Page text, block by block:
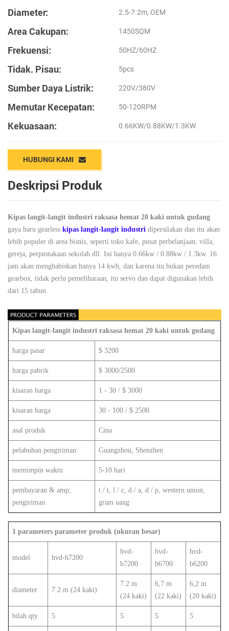
Diameter: 2.5-7.2m, OEM
Area Cakupan: 1450SQM
Frekuensi: 50HZ/60HZ
Tidak. Pisau: 5pcs
Sumber Daya Listrik: 220V/380V
Memutar Kecepatan: 50-120RPM
Kekuasaan: 0.66KW/0.88KW/1.3KW
HUBUNGI KAMI
Deskripsi Produk
Kipas langit-langit industri raksasa hemat 20 kaki untuk gudang
gaya baru gearless kipas langit-langit industri dipersilakan dan itu akan
lebih populer di area bisnis, seperti toko kafe, pusat perbelanjaan, villa,
gereja, perpustakaan sekolah dll. Ini hanya 0.66kw / 0.88kw / 1.3kw. 16
jam akan menghabiskan hanya 14 kwh, dan karena itu bukan peredam
gearbox, tidak perlu pemeliharaan, itu servo dan dapat digunakan lebih
dari 15 tahun.
Kipas langit-langit industri raksasa hemat 20 kaki untuk gudang
harga pasar $ 3200
harga pabrik $ 3000/2500
kisaran harga 1 - 30 / $ 3000
kisaran harga 30 - 100 / $ 2500
asal produk Cina
pelabuhan pengiriman Guangzhou, Shenzhen
memimpin waktu 5-10 hari
pembayaran & amp;
pengiriman
t / t, l / c, d / a, d / p, western union,
gram uang
1 parameters parameter produk (ukuran besar)
model hvd-h7200
hvd-
b7200
hvd-
b6700
hvd-
b6200
diameter 7.2 m (24 kaki)
7.2 m
(24 kaki)
6,7 m
(22 kaki)
6,2 m
(20 kaki)
bilah qty 5 5 5 5